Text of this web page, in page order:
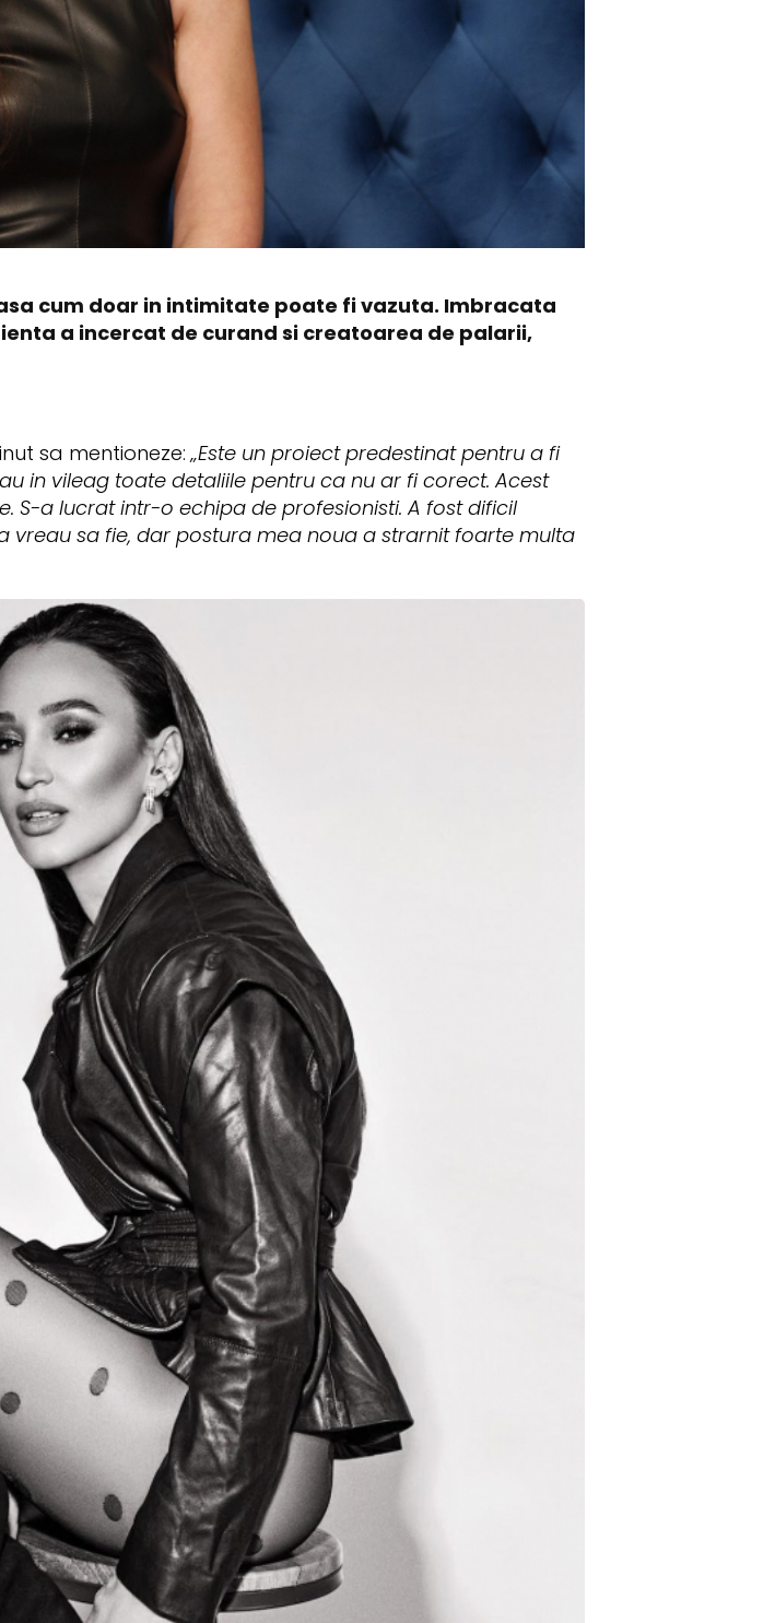
cum doar in intimitate poate fi vazuta. Imbracata
a incercat de curand si creatoarea de palarii,
sa mentioneze:„Este un proiect predestinat pentru a fi
in vileag toate detaliile pentru ca nu ar fi corect. Acest
S-a lucrat intr-o echipa de profesionisti. A fost dificil
sa fie, dar postura mea noua a strarnit foarte multa